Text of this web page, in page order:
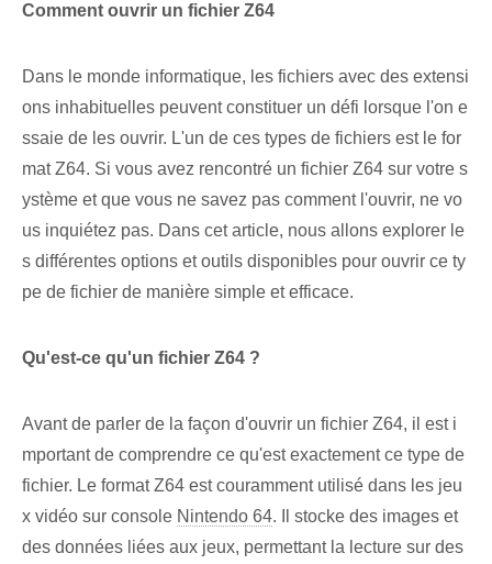
Comment ouvrir un fichier Z64
Dans le monde informatique, les fichiers avec des extensi
ons inhabituelles peuvent constituer un défi lorsque l'on e
ssaie de les ouvrir. L'un de ces types de fichiers est le for
mat Z64. ⁢Si vous avez rencontré un fichier Z64 sur votre s
ystème et que vous ne savez pas comment l'ouvrir, ne vo
us inquiétez pas. Dans cet article, nous allons explorer le
s différentes options et outils disponibles pour ouvrir ce ty
pe de fichier de manière simple et efficace.
Qu'est-ce qu'un fichier Z64 ?
Avant de parler de la façon d'ouvrir un fichier Z64, il est i
mportant de comprendre ce qu'est exactement ce type de
fichier. Le format Z64 est couramment utilisé dans les jeu
x vidéo sur console Nintendo 64. Il stocke des images et
des données liées aux jeux, permettant la lecture sur des